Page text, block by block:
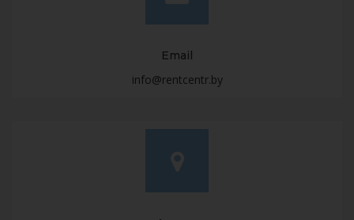
Email
info@rentcentr.by